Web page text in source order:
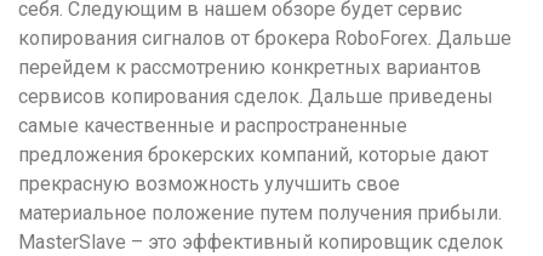
себя. Следующим в нашем обзоре будет сервис
копирования сигналов от брокера RoboForex. Дальше
перейдем к рассмотрению конкретных вариантов
сервисов копирования сделок. Дальше приведены
самые качественные и распространенные
предложения брокерских компаний, которые дают
прекрасную возможность улучшить свое
материальное положение путем получения прибыли.
MasterSlave – это эффективный копировщик сделок